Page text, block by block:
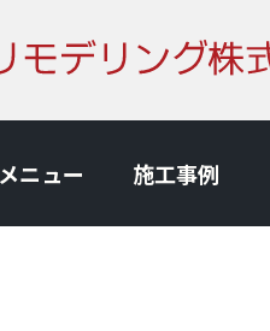
ニュー 施⼯事例